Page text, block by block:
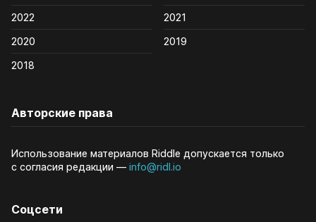
2022
2021
2020
2019
2018
Авторские права
Использование материалов Riddle допускается только
с согласия редакции — info@ridl.io
Соцсети